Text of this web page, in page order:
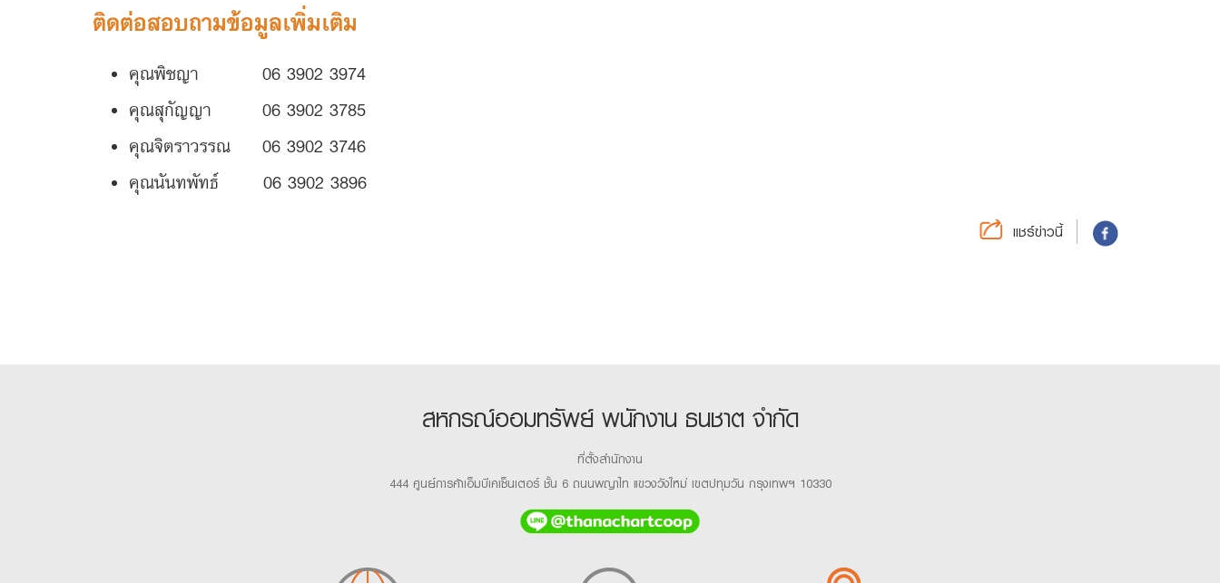
ติดต่อสอบถามข้อมูลเพิ่มเติม
คุณพิชญา 06 3902 3974
คุณสุกัญญา 06 3902 3785
คุณจิตราวรรณ 06 3902 3746
คุณนันทพัทธ์ 06 3902 3896
แชร์ข่าวนี้
สหกรณ์ออมทรัพย์ พนักงาน ธนชาต จำกัด
ที่ตั้งสำนักงาน
444 ศูนย์การค้าเอ็มบีเคเซ็นเตอร์ ชั้น 6 ถนนพญาไท แขวงวังใหม่ เขตปทุมวัน กรุงเทพฯ 10330